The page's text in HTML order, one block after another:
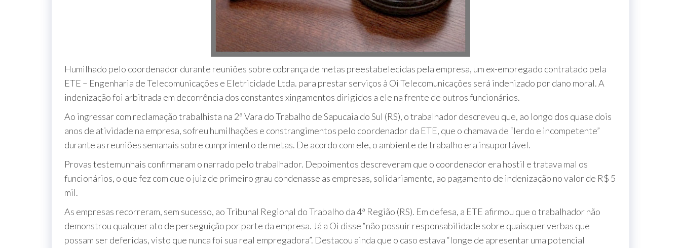
Humilhado pelo coordenador durante reuniões sobre cobrança de metas preestabelecidas pela empresa, um ex-empregado contratado pela
ETE – Engenharia de Telecomunicações e Eletricidade Ltda. para prestar serviços à Oi Telecomunicações será indenizado por dano moral. A
indenização foi arbitrada em decorrência dos constantes xingamentos dirigidos a ele na frente de outros funcionários.
Ao ingressar com reclamação trabalhista na 2ª Vara do Trabalho de Sapucaia do Sul (RS), o trabalhador descreveu que, ao longo dos quase dois
anos de atividade na empresa, sofreu humilhações e constrangimentos pelo coordenador da ETE, que o chamava de “lerdo e incompetente”
durante as reuniões semanais sobre cumprimento de metas. De acordo com ele, o ambiente de trabalho era insuportável.
Provas testemunhais confirmaram o narrado pelo trabalhador. Depoimentos descreveram que o coordenador era hostil e tratava mal os
funcionários, o que fez com que o juiz de primeiro grau condenasse as empresas, solidariamente, ao pagamento de indenização no valor de R$ 5
mil.
As empresas recorreram, sem sucesso, ao Tribunal Regional do Trabalho da 4ª Região (RS). Em defesa, a ETE afirmou que o trabalhador não
demonstrou qualquer ato de perseguição por parte da empresa. Já a Oi disse “não possuir responsabilidade sobre quaisquer verbas que
possam ser deferidas, visto que nunca foi sua real empregadora”. Destacou ainda que o caso estava “longe de apresentar uma potencial